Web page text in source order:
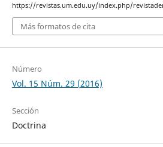
https://revistas.um.edu.uy/index.php/
Más formatos de cita
Número
Vol. 15 Núm. 29 (2016)
Sección
Doctrina